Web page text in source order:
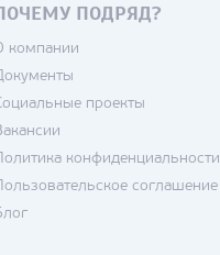
ПОДРЯД?
компании
проекты
конфиденциальности
соглашение